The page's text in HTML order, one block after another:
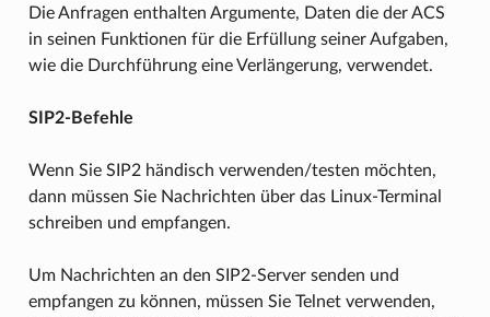
Die Anfragen enthalten Argumente, Daten die der ACS
in seinen Funktionen für die Erfüllung seiner Aufgaben,
wie die Durchführung eine Verlängerung, verwendet.
SIP2-Befehle
Wenn Sie SIP2 händisch verwenden/testen möchten,
dann müssen Sie Nachrichten über das Linux-Terminal
schreiben und empfangen.
Um Nachrichten an den SIP2-Server senden und
empfangen zu können, müssen Sie Telnet verwenden,